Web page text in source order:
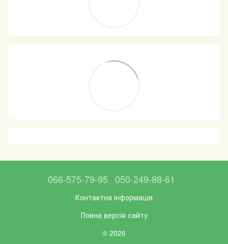
066-575-79-95 050-249-88-61
Контактна інформація
Повна версія сайту
© 2026